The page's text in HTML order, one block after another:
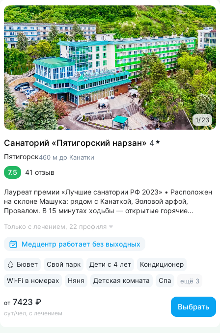
1/23
Санаторий «Пятигорский нарзан» 4
Пятигорск460 м до Канатки
7.5 41 отзыв
Лауреат премии «Лучшие санатории РФ 2023» • Расположен
на склоне Машука: рядом с Канаткой, Эоловой арфой,
Провалом. В 15 минутах ходьбы — открытые горячие
Эльбрус и Кавказский хребет — наблюдайте самые красивые
рассветы и закаты в городе •...
Только с лечением, 22 профиля
Медцентр работает без выходных
от 7423 ₽
сут/чел, с лечением
Выбрать
Бювет Свой парк Дети с 4 лет Кондиционер
Wi-Fi в номерах Няня Детская комната Спа ещё 3